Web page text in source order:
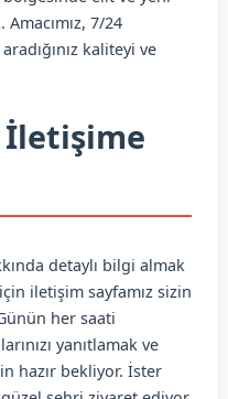
Amacımız, 7/24
kaliteyi ve
İletişime
detaylı bilgi almak
iletişim sayfamız sizin
her saati
yanıtlamak ve
hazır bekliyor. İster